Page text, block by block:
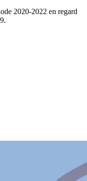
2020-2022 en regard